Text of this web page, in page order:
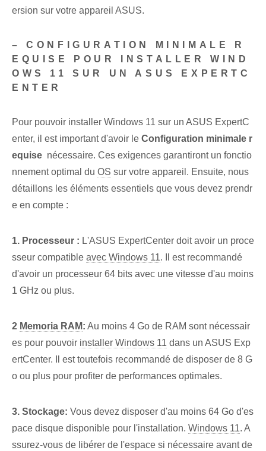
ersion sur votre appareil ASUS.
– CONFIGURATION MINIMALE R
EQUISE POUR INSTALLER WIND
OWS 11 SUR UN ASUS EXPERTC
ENTER
Pour pouvoir installer Windows 11 sur un ASUS ExpertC
enter, il est important d'avoir le Configuration minimale r
equise ⁣ nécessaire. Ces exigences garantiront⁤ un fonctio
nnement optimal​ du OS sur votre ⁢appareil.⁢ Ensuite, nous
détaillons les éléments essentiels ‌que vous devez prendr
e en compte :
1. Processeur : L'ASUS ExpertCenter doit avoir un proce
sseur compatible avec Windows 11. Il est recommandé
d'avoir un processeur 64 bits avec une vitesse d'au moins
1 GHz ou plus.
2 Memoria RAM: Au moins 4⁢ Go de RAM sont nécessair
es pour pouvoir⁤ installer Windows 11 dans un ASUS Exp
ertCenter. Il est toutefois recommandé de disposer de 8 G
o ou plus pour profiter de performances optimales.
3. Stockage: Vous devez disposer d'au moins 64 Go d'es
pace disque disponible pour l'installation. Windows 11. A
ssurez-vous de libérer de l'espace si nécessaire avant de